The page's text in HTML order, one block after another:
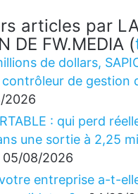
articles par
DE FW.MEDIA (
de dollars,
de gestion
2026
: qui perd
une sortie à 2,25
05/08/2026
votre entreprise a-t-